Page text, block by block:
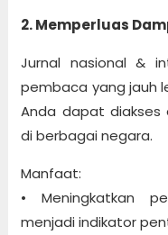
2. Memperluas
Jurnal nasional &
pembaca yang jauh
Anda dapat
di berbagai negara.
Manfaat:
• Meningkatkan
menjadi indikator